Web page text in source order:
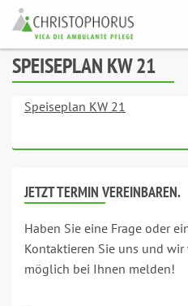
Skip to content
SPEISEPLAN KW 21
Speiseplan KW 21
JETZT TERMIN VEREINBAREN.
Haben Sie eine Frage oder
Kontaktieren Sie uns und
möglich bei Ihnen melden!